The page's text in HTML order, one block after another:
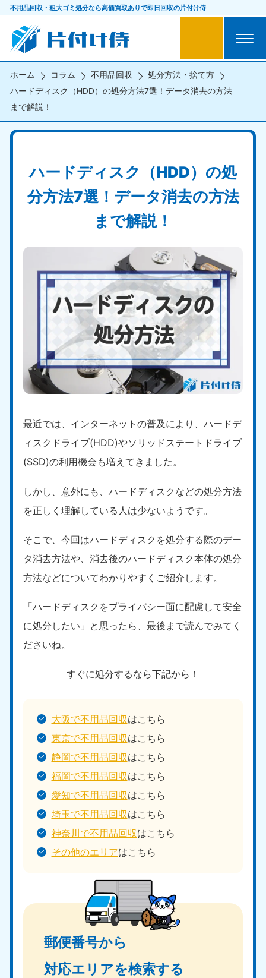
不用品回収・粗大ゴミ処分なら高価買取ありで即日回収の片付け侍
ホーム コラム 不用品回収
処分方法・捨て方
ハードディスク（HDD）の処分方法7選！データ消去の方法
まで解説！
ハードディスク（HDD）の処
分方法7選！データ消去の方法
まで解説！
最近では、インターネットの普及により、ハードデ
ィスクドライブ(HDD)やソリッドステートドライブ
(SSD)の利用機会も増えてきました。
しかし、意外にも、ハードディスクなどの処分方法
を正しく理解している人は少ないようです。
そこで、今回はハードディスクを処分する際のデー
タ消去方法や、消去後のハードディスク本体の処分
方法などについてわかりやすくご紹介します。
「ハードディスクをプライバシー面に配慮して安全
に処分したい」と思ったら、最後まで読んでみてく
ださいね。
すぐに処分するなら下記から！
大阪で不用品回収はこちら
東京で不用品回収はこちら
静岡で不用品回収はこちら
福岡で不用品回収はこちら
愛知で不用品回収はこちら
埼玉で不用品回収はこちら
神奈川で不用品回収はこちら
その他のエリアはこちら
郵便番号から
対応エリアを検索する